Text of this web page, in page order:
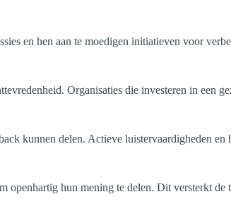
en hen aan te moedigen initiatieven voor
Organisaties die investeren in een
kunnen delen. Actieve luistervaardigheden
openhartig hun mening te delen. Dit versterkt de